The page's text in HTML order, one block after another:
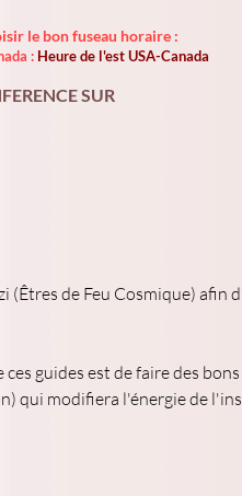
le bon fuseau horaire :
: Heure de l'est USA-Canada
SUR
de Feu Cosmique) afin
guides est de faire des
qui modifiera l'énergie de